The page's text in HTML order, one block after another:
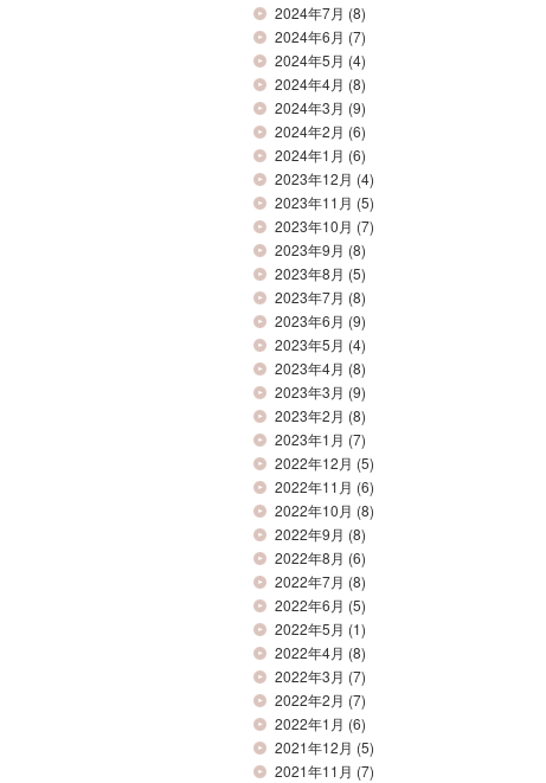
2024年7月 (8)
2024年6月 (7)
2024年5月 (4)
2024年4月 (8)
2024年3月 (9)
2024年2月 (6)
2024年1月 (6)
2023年12月 (4)
2023年11月 (5)
2023年10月 (7)
2023年9月 (8)
2023年8月 (5)
2023年7月 (8)
2023年6月 (9)
2023年5月 (4)
2023年4月 (8)
2023年3月 (9)
2023年2月 (8)
2023年1月 (7)
2022年12月 (5)
2022年11月 (6)
2022年10月 (8)
2022年9月 (8)
2022年8月 (6)
2022年7月 (8)
2022年6月 (5)
2022年5月 (1)
2022年4月 (8)
2022年3月 (7)
2022年2月 (7)
2022年1月 (6)
2021年12月 (5)
2021年11月 (7)